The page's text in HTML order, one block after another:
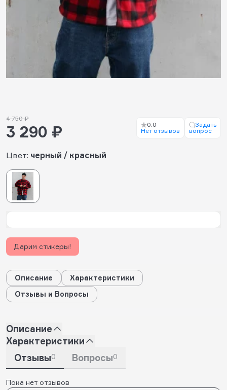
Цвет: черный / красный
4 750 ₽
3 290 ₽
0.0
Нет отзывов
Задать
вопрос
Дарим стикеры!
Описание
Характеристики
Отзывы и Вопросы
Описание
Характеристики
Отзывы0 Вопросы0
Пока нет отзывов